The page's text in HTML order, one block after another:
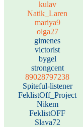
kulav
Natik_Laren
mariya9
olga27
gimenes
victorist
bygel
strongcent
89028797238
Spiteful-listener
FeklistOff_Project
Nikem
FeklistOFF
Slava72